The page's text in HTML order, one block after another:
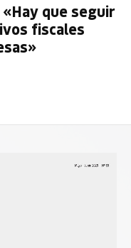
que seguir
fiscales